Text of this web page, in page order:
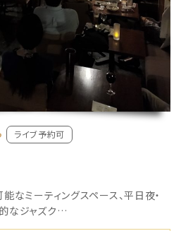
ライブ予約可
なミーティングスペース、平日夜・
なジャズク…